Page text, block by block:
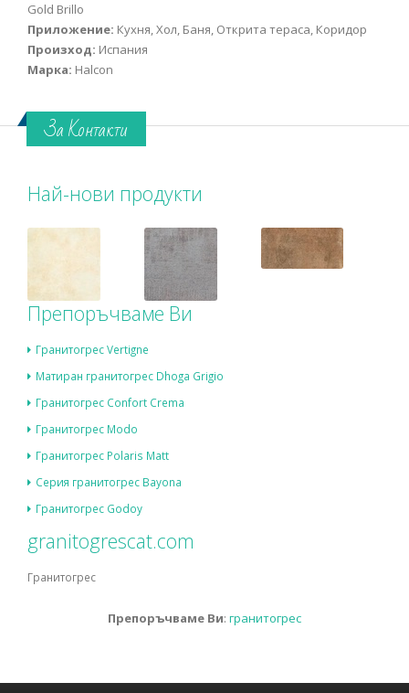
Gold Brillo
Приложение: Кухня, Хол, Баня, Открита тераса, Коридор
Произход: Испания
Марка: Halcon
За Контакти
Най-нови продукти
Препоръчваме Ви
Гранитогрес Vertigne
Матиран гранитогрес Dhoga Grigio
Гранитогрес Confort Crema
Гранитогрес Modo
Гранитогрес Polaris Matt
Серия гранитогрес Bayona
Гранитогрес Godoy
granitogrescat.com
Гранитогрес
Препоръчваме Ви: гранитогрес